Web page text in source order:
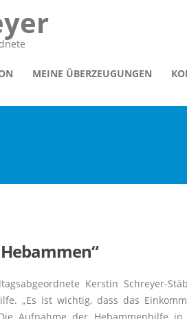
MEINE ÜBERZEUGUNGEN
Kerstin Schreyer-
„Es ist wichtig, dass das